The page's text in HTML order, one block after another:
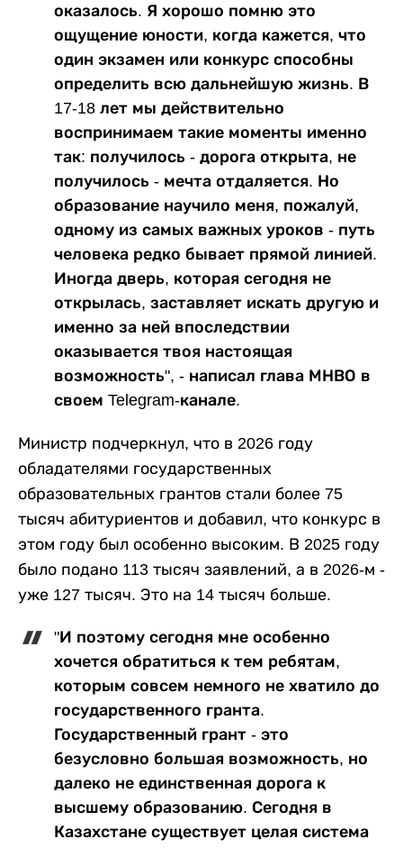
оказалось. Я хорошо помню это
ощущение юности, когда кажется, что
один экзамен или конкурс способны
определить всю дальнейшую жизнь. В
17-18 лет мы действительно
воспринимаем такие моменты именно
так: получилось - дорога открыта, не
получилось - мечта отдаляется. Но
образование научило меня, пожалуй,
одному из самых важных уроков - путь
человека редко бывает прямой линией.
Иногда дверь, которая сегодня не
открылась, заставляет искать другую и
именно за ней впоследствии
оказывается твоя настоящая
возможность", - написал глава МНВО в
своем Telegram-канале.
Министр подчеркнул, что в 2026 году
обладателями государственных
образовательных грантов стали более 75
тысяч абитуриентов и добавил, что конкурс в
этом году был особенно высоким. В 2025 году
было подано 113 тысяч заявлений, а в 2026-м -
уже 127 тысяч. Это на 14 тысяч больше.
"И поэтому сегодня мне особенно
хочется обратиться к тем ребятам,
которым совсем немного не хватило до
государственного гранта.
Государственный грант - это
безусловно большая возможность, но
далеко не единственная дорога к
высшему образованию. Сегодня в
Казахстане существует целая система